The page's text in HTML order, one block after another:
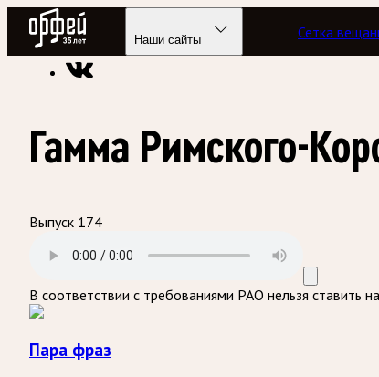
Радио Орфей
Наши сайты Сетка
Радио классической музыки «Орфей» Подкасты
Гамма Римского-
Выпуск 174
В соответствии с требованиями РАО нельзя ставить
Пара фраз